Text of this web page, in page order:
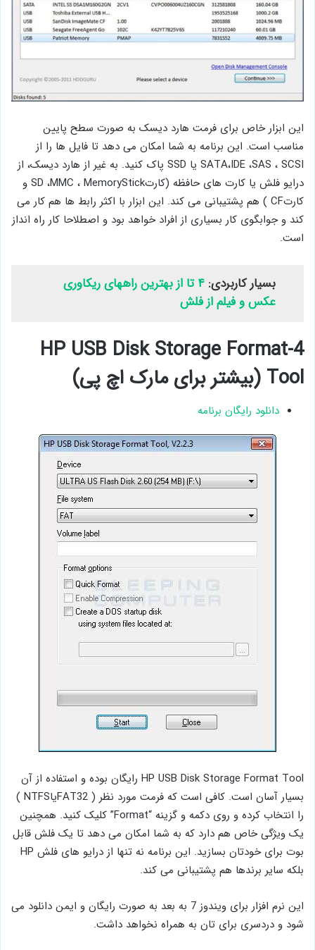
این ابزار خاص برای فرمت هارد دیسک به صورت سطح پایین
مناسب است. این برنامه به شما امکان می دهد تا فایل ها را از
SATA،IDE ،SAS ، SCSI یا SSD پاک کنید. به غیر از هارد دیسک، از
درایو فلش یا کارت های حافظه (کارتSD ،MMC ، MemoryStick و
کارتCF ) هم پشتیبانی می کند. این ابزار با اکثر رابط ها هم کار می
کند و جوابگوی کار بسیاری از افراد خواهد بود و اصطلاحا کار راه انداز
است.
بسیار کاربردی:
۴ تا از بهترین راههای ریکاوری
عکس و فیلم از فلش
4-HP USB Disk Storage Format
Tool (بیشتر برای مارک اچ پی)
دانلود رایگان برنامه
HP USB Disk Storage Format Tool رایگان بوده و استفاده از آن
بسیار آسان است. کافی است که فرمت مورد نظر ( FAT32یاNTFS )
را انتخاب کرده و روی دکمه و گزینه “Format” کلیک کنید. همچنین
یک ویژگی خاص هم دارد که به شما امکان می دهد تا یک فلش قابل
بوت برای خودتان بسازید. این برنامه نه تنها از درایو های فلش HP
بلکه سایر برندها هم پشتیبانی می کند.
این نرم افزار برای ویندوز 7 به بعد به صورت رایگان و ایمن دانلود می
شود و دردسری برای تان به همراه نخواهد داشت.